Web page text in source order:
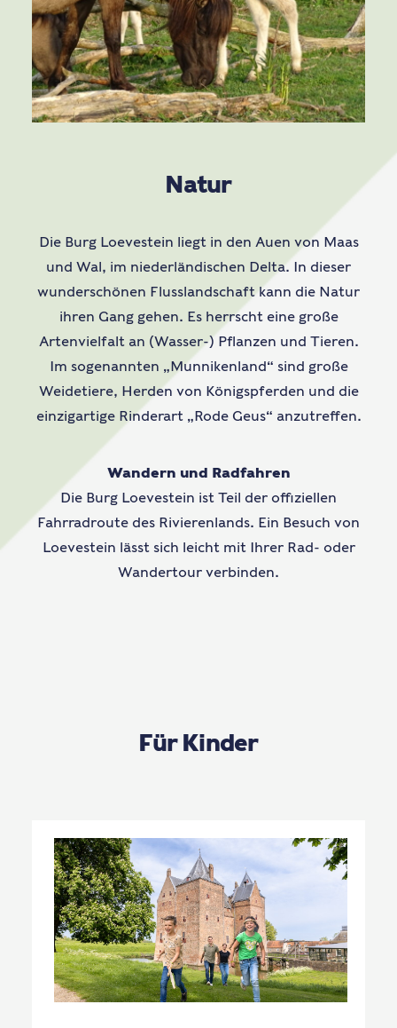
Natur
Die Burg Loevestein liegt in den Auen von Maas
und Wal, im niederländischen Delta. In dieser
wunderschönen Flusslandschaft kann die Natur
ihren Gang gehen. Es herrscht eine große
Artenvielfalt an (Wasser-) Pflanzen und Tieren.
Im sogenannten „Munnikenland“ sind große
Weidetiere, Herden von Königspferden und die
einzigartige Rinderart „Rode Geus“ anzutreffen.
Wandern und Radfahren
Die Burg Loevestein ist Teil der offiziellen
Fahrradroute des Rivierenlands. Ein Besuch von
Loevestein lässt sich leicht mit Ihrer Rad- oder
Wandertour verbinden.
Für Kinder